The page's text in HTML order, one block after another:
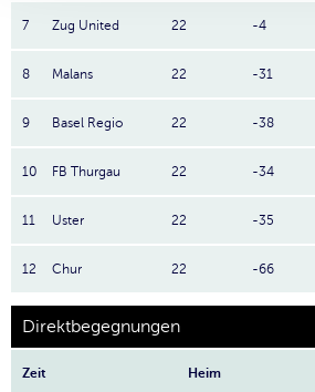
7 Zug United 22 -4
8 Malans 22 -31
9 Basel Regio 22 -38
10 FB Thurgau 22 -34
11 Uster 22 -35
12 Chur 22 -66
Direktbegegnungen
Zeit Heim